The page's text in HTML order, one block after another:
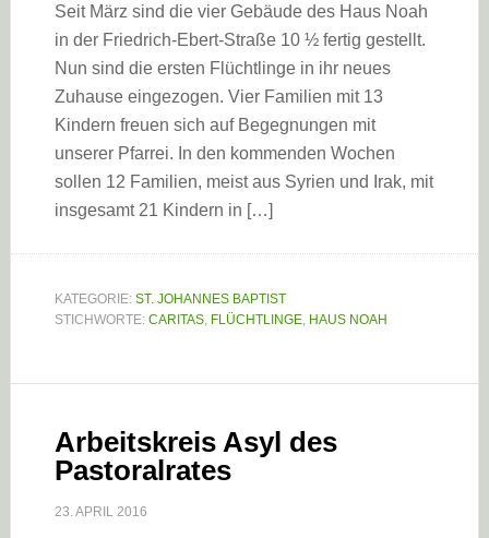
Seit März sind die vier Gebäude des Haus Noah
in der Friedrich-Ebert-Straße 10 ½ fertig gestellt.
Nun sind die ersten Flüchtlinge in ihr neues
Zuhause eingezogen. Vier Familien mit 13
Kindern freuen sich auf Begegnungen mit
unserer Pfarrei. In den kommenden Wochen
sollen 12 Familien, meist aus Syrien und Irak, mit
insgesamt 21 Kindern in […]
KATEGORIE: ST. JOHANNES BAPTIST
STICHWORTE: CARITAS, FLÜCHTLINGE, HAUS NOAH
Arbeitskreis Asyl des
Pastoralrates
23. APRIL 2016